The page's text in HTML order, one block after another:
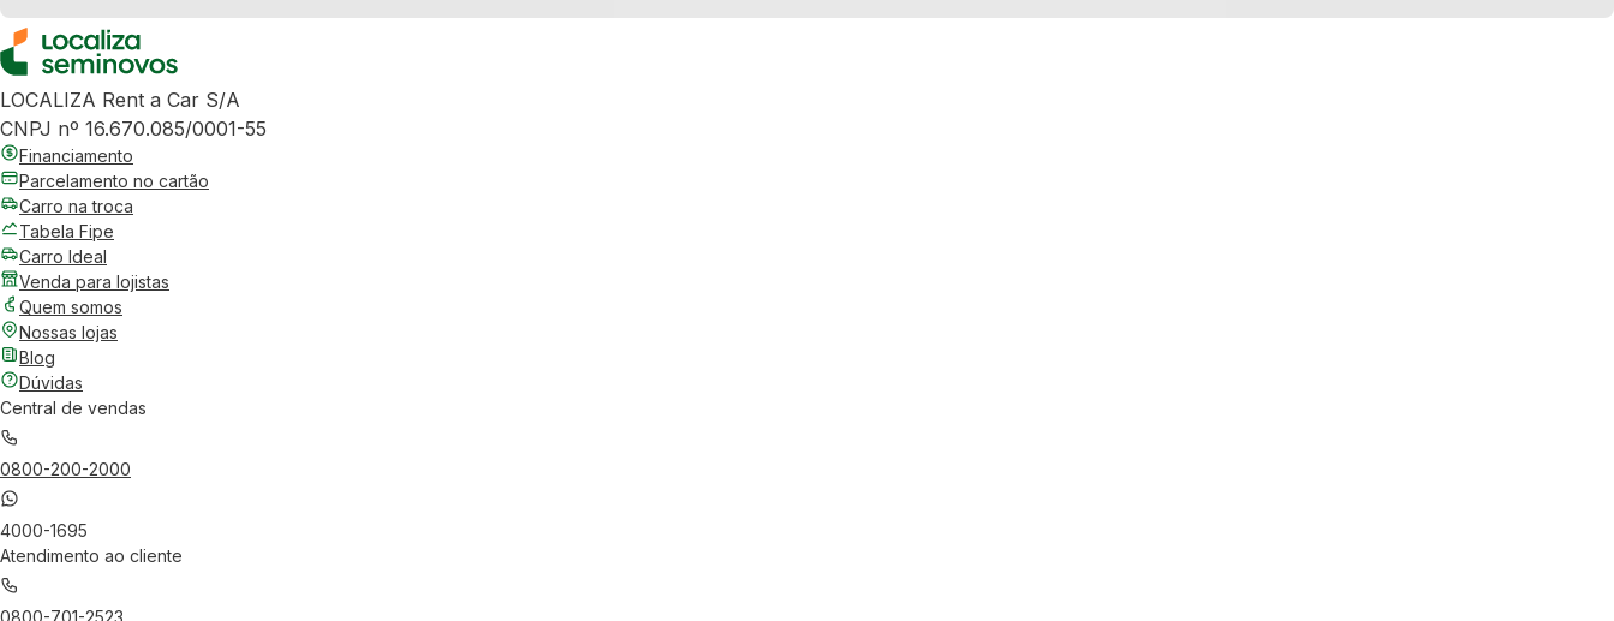
LOCALIZA Rent a Car S/A
CNPJ nº 16.670.085/0001-55
Financiamento
Parcelamento no cartão
Carro na troca
Tabela Fipe
Carro Ideal
Venda para lojistas
Quem somos
Nossas lojas
Blog
Dúvidas
Central de vendas
0800-200-2000
4000-1695
Atendimento ao cliente
0800-701-2523